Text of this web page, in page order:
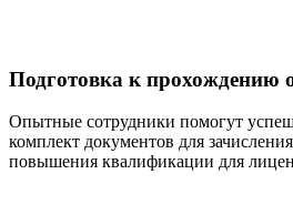
Подготовка к прохождению
Опытные сотрудники помогут
комплект документов для
повышения квалификации для